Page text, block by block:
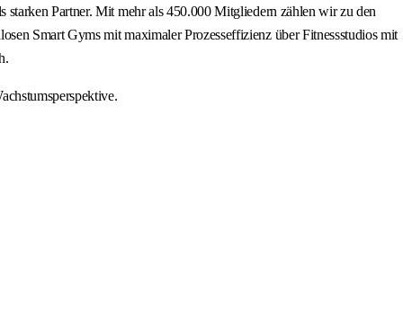
Partner. Mit mehr als 450.000 Mitgliedern zählen wir zu den
Smart Gyms mit maximaler Prozesseffizienz über Fitnessstudios mit